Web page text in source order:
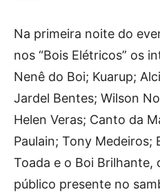
Na primeira noite do
nos “Bois Elétricos” os
Nenê do Boi; Kuarup;
Jardel Bentes; Wilson
Helen Veras; Canto da
Paulain; Tony Medeiros;
Toada e o Boi Brilhante,
público presente no